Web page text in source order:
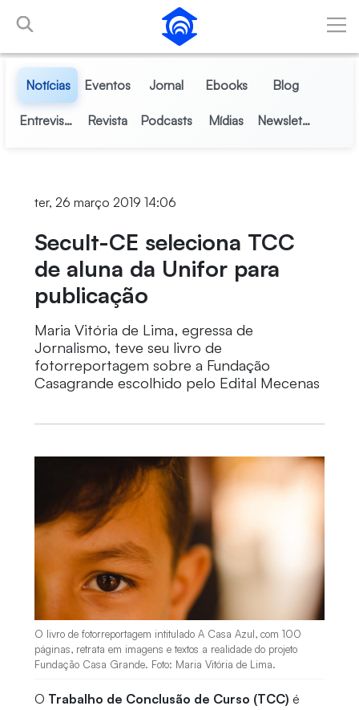
Pular para o Conteúdo principal
Notícias Eventos Jornal Ebooks Blog
Entrevistas Revista Podcasts Mídias Newsletter
ter, 26 março 2019 14:06
Secult-CE seleciona TCC
de aluna da Unifor para
publicação
Maria Vitória de Lima, egressa de
Jornalismo, teve seu livro de
fotorreportagem sobre a Fundação
Casagrande escolhido pelo Edital Mecenas
O livro de fotorreportagem intitulado A Casa Azul, com 100
páginas, retrata em imagens e textos a realidade do projeto
Fundação Casa Grande. Foto: Maria Vitória de Lima.
O Trabalho de Conclusão de Curso (TCC) é